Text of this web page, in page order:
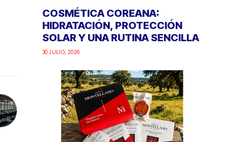
COSMÉTICA COREANA:
HIDRATACIÓN, PROTECCIÓN
SOLAR Y UNA RUTINA SENCILLA
30 JULIO, 2026